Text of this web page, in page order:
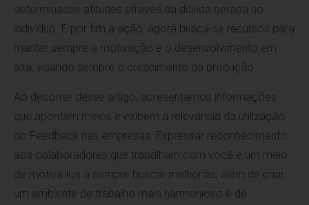
determinadas atitudes através da dúvida gerada no
indivíduo. E por fim a ação, agora busca-se recursos para
manter sempre a motivação e o desenvolvimento em
alta, visando sempre o crescimento da produção.
Ao decorrer desse artigo, apresentamos informações
que apontam meios e exibem a relevância da utilização
do Feedback nas empresas. Expressar reconhecimento
aos colaboradores que trabalham com você é um meio
de motivá-los a sempre buscar melhorias, além de criar
um ambiente de trabalho mais harmonioso e de